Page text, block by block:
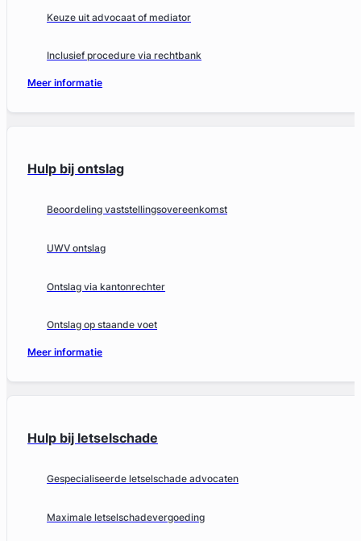
Keuze uit advocaat of mediator
Inclusief procedure via rechtbank
Meer informatie
Hulp bij ontslag
Beoordeling vaststellingsovereenkomst
UWV ontslag
Ontslag via kantonrechter
Ontslag op staande voet
Meer informatie
Hulp bij letselschade
Gespecialiseerde letselschade advocaten
Maximale letselschadevergoeding